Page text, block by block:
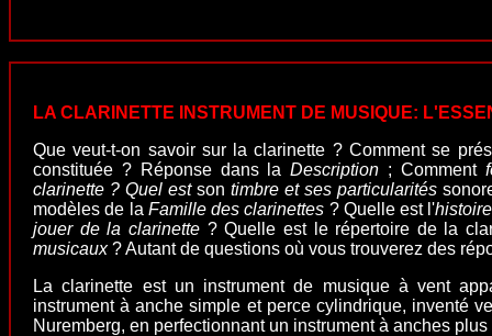
LA CLARINETTE INSTRUMENT DE MUSIQUE:
Que veut-t-on savoir sur la clarinette ? Comment se
constituée ? Réponse dans laDescription ; Comment
clarinette ? Quel est son timbre et ses particularités
modèles de la Famille des clarinettes ? Quelle est l'
jouer de la clarinette? Quelle est le répertoire de la
musicaux? Autant de questions où vous trouverez des
La clarinette est un instrument de musique à vent
instrument à anche simple et perce cylindrique, inventé
Nuremberg, en perfectionnant un instrument à anches